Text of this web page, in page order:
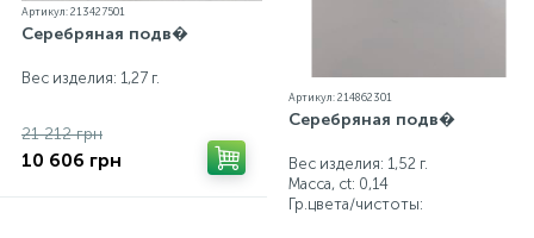
Артикул: 213427501
Серебряная подв�
Вес изделия: 1,27 г.
21 212 грн
10 606 грн
Артикул: 214862301
Серебряная подв�
Вес изделия: 1,52 г.
Масса, ct: 0,14
Гр.цвета/чистоты: